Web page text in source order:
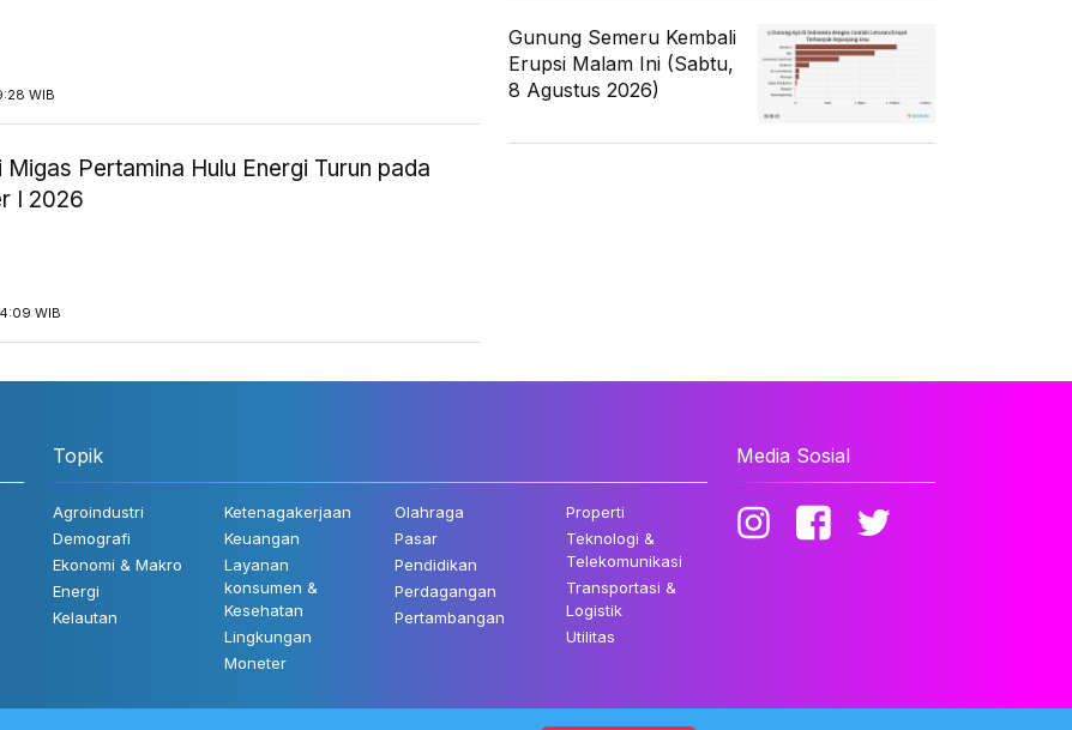
WIB
Migas Pertamina Hulu Energi Turun pada
I 2026
WIB
Gunung Semeru Kembali
Erupsi Malam Ini (Sabtu,
8 Agustus 2026)
Topik
Agroindustri
Demografi
Ekonomi & Makro
Energi
Kelautan
Ketenagakerjaan
Keuangan
Layanan
konsumen &
Kesehatan
Lingkungan
Moneter
Olahraga
Pasar
Pendidikan
Perdagangan
Pertambangan
Properti
Teknologi &
Telekomunikasi
Transportasi &
Logistik
Utilitas
Media Sosial